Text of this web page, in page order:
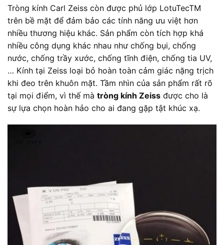
Tròng kính Carl Zeiss còn được phủ lớp LotuTecTM
trên bề mặt để đảm bảo các tính năng ưu việt hơn
nhiều thương hiệu khác. Sản phẩm còn tích hợp khá
nhiều công dụng khác nhau như chống bụi, chống
nước, chống trầy xước, chống tĩnh điện, chống tia UV,
… Kính tại Zeiss loại bỏ hoàn toàn cảm giác nặng trịch
khi đeo trên khuôn mặt. Tầm nhìn của sản phẩm rất rõ
tại mọi điểm, vì thế mà tròng kính Zeiss được cho là
sự lựa chọn hoàn hảo cho ai đang gặp tật khúc xạ.